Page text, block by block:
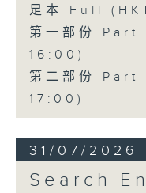
足本 Full
第一部份
16:00)
第二部份
17:00)
31/07/2026
Search